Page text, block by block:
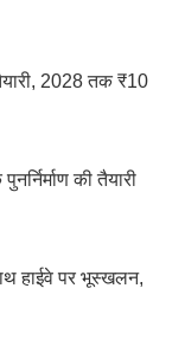
2028 तक ₹10
की तैयारी
हाईवे पर भूस्खलन,